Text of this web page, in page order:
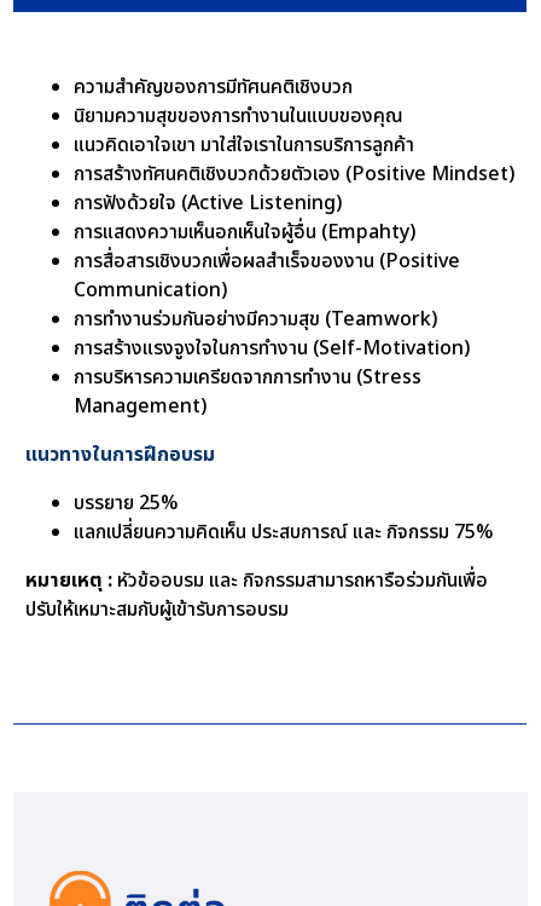
ความสำคัญของการมีทัศนคติเชิงบวก
นิยามความสุขของการทำงานในแบบของคุณ
แนวคิดเอาใจเขา มาใส่ใจเราในการบริการลูกค้า
การสร้างทัศนคติเชิงบวกด้วยตัวเอง (Positive Mindset)
การฟังด้วยใจ (Active Listening)
การแสดงความเห็นอกเห็นใจผู้อื่น (Empahty)
การสื่อสารเชิงบวกเพื่อผลสำเร็จของงาน (Positive
Communication)
การทำงานร่วมกันอย่างมีความสุข (Teamwork)
การสร้างแรงจูงใจในการทำงาน (Self-Motivation)
การบริหารความเครียดจากการทำงาน (Stress
Management)
แนวทางในการฝึกอบรม
บรรยาย 25%
แลกเปลี่ยนความคิดเห็น ประสบการณ์ และ กิจกรรม 75%
หมายเหตุ : หัวข้ออบรม และ กิจกรรมสามารถหารือร่วมกันเพื่อ
ปรับให้เหมาะสมกับผู้เข้ารับการอบรม